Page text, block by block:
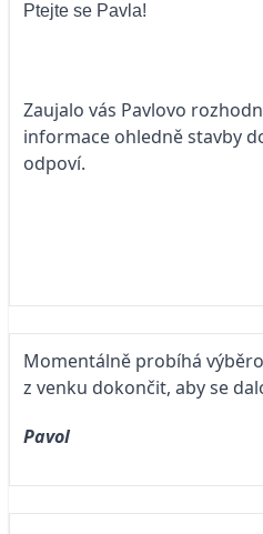
Ptejte se Pavla!
Zaujalo vás Pavlovo
informace ohledně stavby
odpoví.
Momentálně probíhá
z venku dokončit, aby se
Pavol